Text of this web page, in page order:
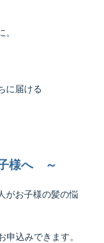
に届ける
様へ ～
がお子様の髪の悩
申込みできます。